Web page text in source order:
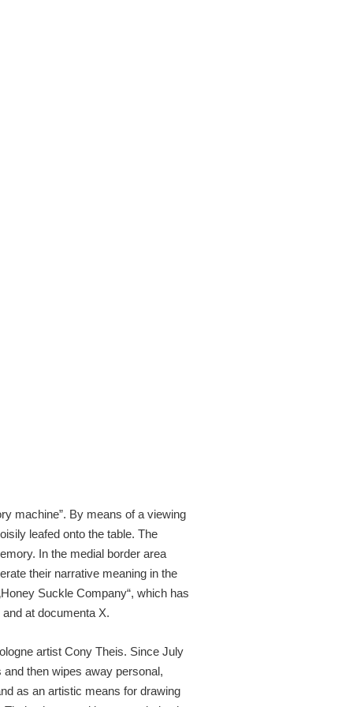
machine”. By means of a viewing
leafed onto the table. The
In the medial border area
their narrative meaning in the
Suckle Company“, which has
at documenta X.
artist Cony Theis. Since July
then wipes away personal,
as an artistic means for drawing